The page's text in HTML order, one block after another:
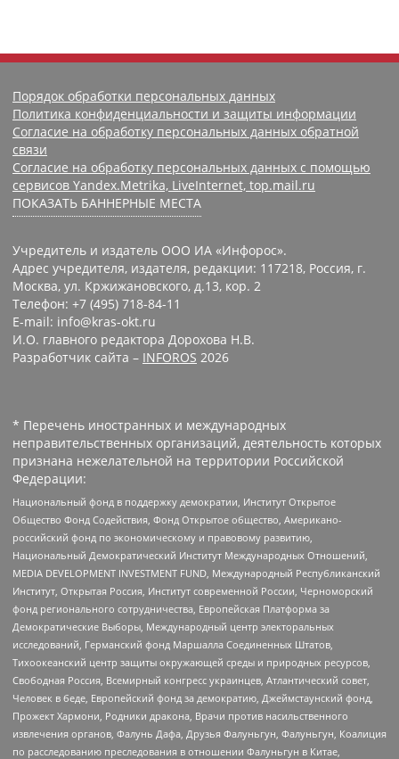
Порядок обработки персональных данных
Политика конфиденциальности и защиты информации
Согласие на обработку персональных данных обратной
связи
Согласие на обработку персональных данных с помощью
сервисов Yandex.Metrika, LiveInternet, top.mail.ru
ПОКАЗАТЬ БАННЕРНЫЕ МЕСТА
Учредитель и издатель ООО ИА «Инфорос».
Адрес учредителя, издателя, редакции: 117218, Россия, г.
Москва, ул. Кржижановского, д.13, кор. 2
Телефон: +7 (495) 718-84-11
E-mail: info@kras-okt.ru
И.О. главного редактора Дорохова Н.В.
Разработчик сайта – INFOROS 2026
* Перечень иностранных и международных
неправительственных организаций, деятельность которых
признана нежелательной на территории Российской
Федерации:
Национальный фонд в поддержку демократии, Институт Открытое
Общество Фонд Содействия, Фонд Открытое общество, Американо-
российский фонд по экономическому и правовому развитию,
Национальный Демократический Институт Международных Отношений,
MEDIA DEVELOPMENT INVESTMENT FUND, Международный Республиканский
Институт, Открытая Россия, Институт современной России, Черноморский
фонд регионального сотрудничества, Европейская Платформа за
Демократические Выборы, Международный центр электоральных
исследований, Германский фонд Маршалла Соединенных Штатов,
Тихоокеанский центр защиты окружающей среды и природных ресурсов,
Свободная Россия, Всемирный конгресс украинцев, Атлантический совет,
Человек в беде, Европейский фонд за демократию, Джеймстаунский фонд,
Прожект Хармони, Родники дракона, Врачи против насильственного
извлечения органов, Фалунь Дафа, Друзья Фалуньгун, Фалуньгун, Коалиция
по расследованию преследования в отношении Фалуньгун в Китае,